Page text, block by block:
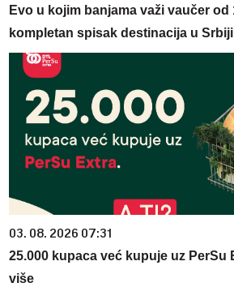
Evo u kojim banjama važi vaučer od
kompletan spisak destinacija u Srbiji
03. 08. 2026 07:31
25.000 kupaca već kupuje uz PerSu
više